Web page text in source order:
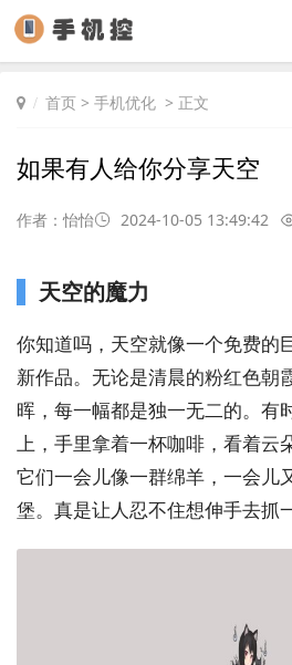
首页 > 手机优化 > 正文
如果有人给你分享天空
作者：怡怡 2024-10-05 13:49:42
天空的魔力
你知道吗，天空就像一个免费的
新作品。无论是清晨的粉红色朝
晖，每一幅都是独一无二的。有
上，手里拿着一杯咖啡，看着云
它们一会儿像一群绵羊，一会儿
堡。真是让人忍不住想伸手去抓